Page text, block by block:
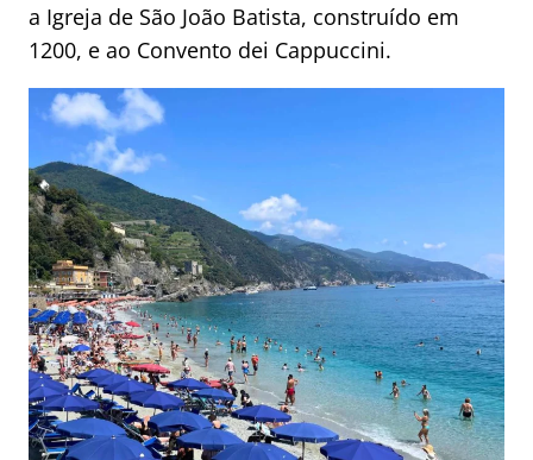
a Igreja de São João Batista, construído em
1200, e ao Convento dei Cappuccini.